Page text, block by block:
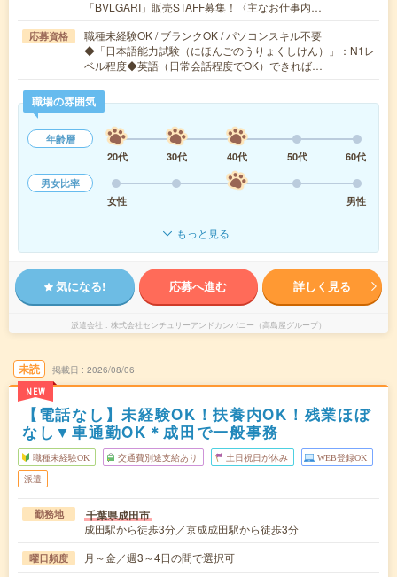
「BVLGARI」販売STAFF募集！〈主なお仕事内…
応募資格
職種未経験OK / ブランクOK / パソコンスキル不要
◆「日本語能力試験（にほんごのうりょくしけん）」：N1レ
ベル程度◆英語（日常会話程度でOK）できれば…
職場の雰囲気
年齢層
20代
30代 40代 50代
60代
男女比率
女性
男性
もっと見る
気になる! 応募へ進む 詳しく見る
派遣会社 株式会社センチュリーアンドカンパニー（高島屋グループ）
未読
NEW
掲載日 2026/08/06
【電話なし】未経験OK！扶養内OK！残業ほぼ
なし▼車通勤OK＊成田で一般事務
職種未経験OK 交通費別途支給あり 土日祝日が休み WEB登録OK
派遣
勤務地 千葉県成田市
成田駅から徒歩3分／京成成田駅から徒歩3分
曜日頻度 月～金／週3～4日の間で選択可